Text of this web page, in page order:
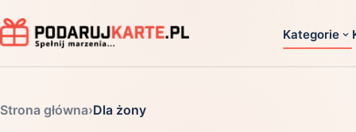
Kategorie
Strona główna›Dla żony